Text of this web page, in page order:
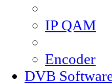
IP QAM
Encoder
DVB